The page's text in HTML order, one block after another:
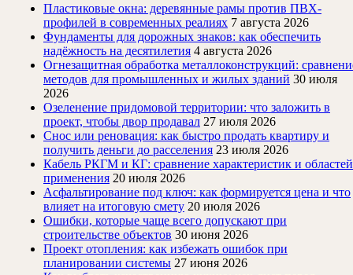
Пластиковые окна: деревянные рамы против ПВХ-
профилей в современных реалиях 7 августа 2026
Фундаменты для дорожных знаков: как обеспечить
надёжность на десятилетия 4 августа 2026
Огнезащитная обработка металлоконструкций:
методов для промышленных и жилых зданий 30 июля
2026
Озеленение придомовой территории: что заложить в
проект, чтобы двор продавал 27 июля 2026
Снос или реновация: как быстро продать квартиру и
получить деньги до расселения 23 июля 2026
Кабель РКГМ и КГ: сравнение характеристик и областей
применения 20 июля 2026
Асфальтирование под ключ: как формируется цена и что
влияет на итоговую смету 20 июля 2026
Ошибки, которые чаще всего допускают при
строительстве объектов 30 июня 2026
Проект отопления: как избежать ошибок при
планировании системы 27 июня 2026